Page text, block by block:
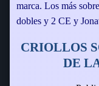
marca. Los más
dobles y 2 CE y
CRIOLLOS
DE